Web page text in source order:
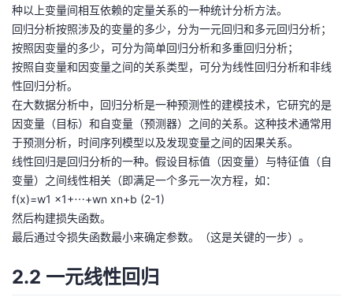
学
堂
我
的
课
程
我
的
认
我
的
验
我
收
持
我
的
技
术
持
我
的
云
建
议
种以上变量间相互依赖的定量关系的一种统计分析方法。
回归分析按照涉及的变量的多少，分为一元回归和多元回归分析；
按照因变量的多少，可分为简单回归分析和多重回归分析；
按照自变量和因变量之间的关系类型，可分为线性回归分析和非线
性回归分析。
在大数据分析中，回归分析是一种预测性的建模技术，它研究的是
因变量（目标）和自变量（预测器）之间的关系。这种技术通常用
于预测分析，时间序列模型以及发现变量之间的因果关系。
线性回归是回归分析的一种。假设目标值（因变量）与特征值（自
变量）之间线性相关（即满足一个多元一次方程，如：
f(x)=w1 x1+⋯+wn xn+b (2-1)
然后构建损失函数。
最后通过令损失函数最小来确定参数。（这是关键的一步）。
2.2 一元线性回归